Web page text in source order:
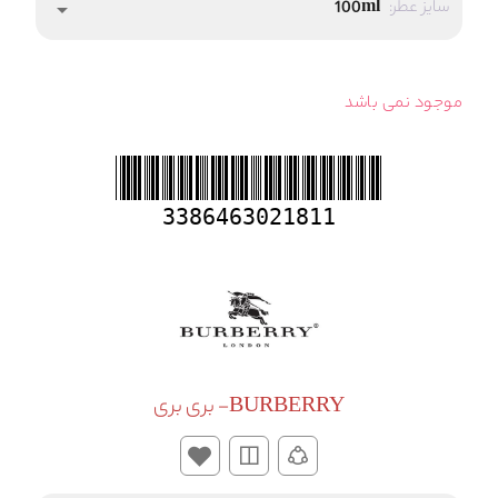
سایز عطر: 100ml
arrow_drop_down
موجود نمی باشد
3386463021811
BURBERRY- بری بری